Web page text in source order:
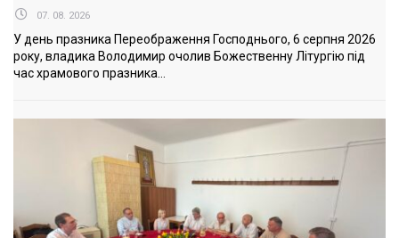
07. 08. 2026
У день празника Переображення Господнього, 6 серпня 2026
року, владика Володимир очолив Божественну Літургію під
час храмового празника...